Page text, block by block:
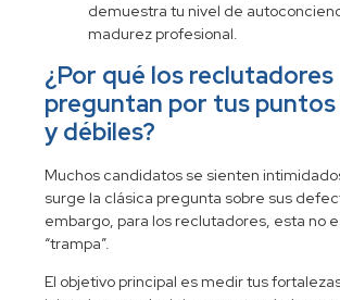
demuestra tu nivel de
madurez profesional.
¿Por qué los reclutadores
preguntan por tus
y débiles?
Muchos candidatos se sienten
surge la clásica pregunta sobre sus
embargo, para los reclutadores, esta no
“trampa”.
El objetivo principal es medir tus